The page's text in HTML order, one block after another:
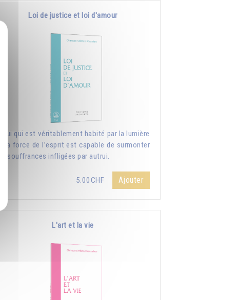
Loi de justice et loi d'amour
Celui qui est véritablement habité par la lumière
et la force de l’esprit est capable de surmonter
les souffrances infligées par autrui.
5.00CHF Ajouter
L'art et la vie